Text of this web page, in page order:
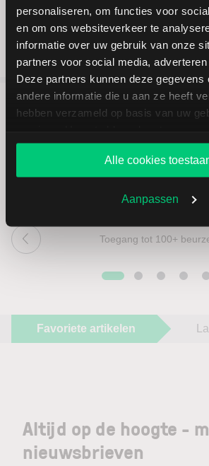
personaliseren, om functies voor
en om ons websiteverkeer te
informatie over uw gebruik van onze
partners voor social media, adverteren
Deze partners kunnen deze gegevens
andere informatie die u aan ze heeft
hebben verzameld op basis van uw
website blijft gebruiken.
Alle cookies
Aanpassen
beleggen
Toegang tot 100+
Favoriete artikelen
Altijd op de hoogte -
nieuwsbrieven